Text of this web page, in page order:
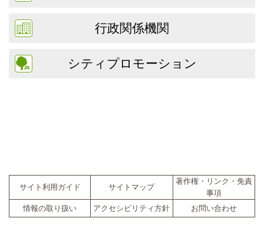
行政関係機関
シティプロモーション
サイト利用ガイド サイトマップ
著作権・リンク・免責
事項
情報の取り扱い
アクセシビリティ方針 お問い合わせ